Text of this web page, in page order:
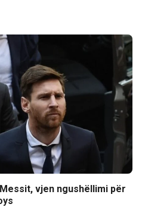
vjen ngushëllimi për